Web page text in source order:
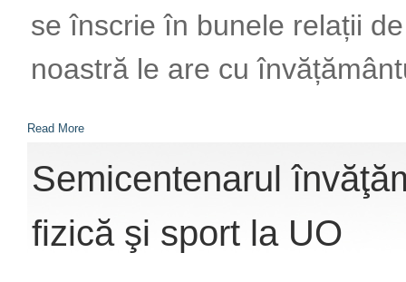
se înscrie în bunele relații
noastră le are cu
Read More
Semicentenarul
fizică şi sport la UO